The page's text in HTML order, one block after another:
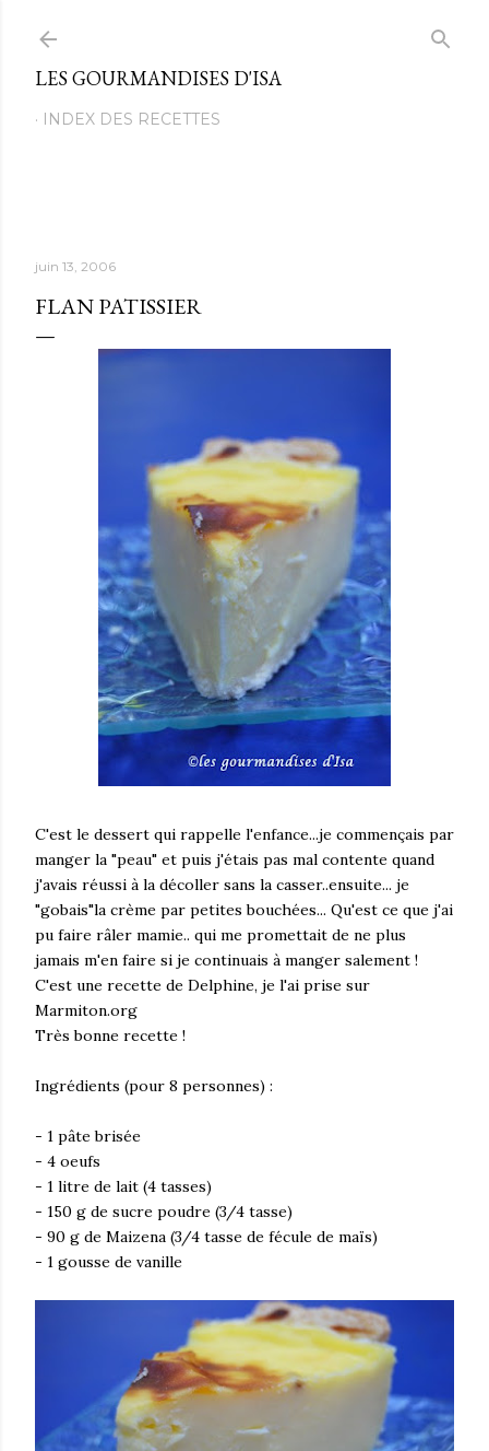
LES GOURMANDISES D'ISA
INDEX DES RECETTES
juin 13, 2006
FLAN PATISSIER
C'est le dessert qui rappelle l'enfance...je commençais par
manger la "peau" et puis j'étais pas mal contente quand
j'avais réussi à la décoller sans la casser..ensuite... je
"gobais"la crème par petites bouchées... Qu'est ce que j'ai
pu faire râler mamie.. qui me promettait de ne plus
jamais m'en faire si je continuais à manger salement !
C'est une recette de Delphine, je l'ai prise sur
Marmiton.org
Très bonne recette !
Ingrédients (pour 8 personnes) :
- 1 pâte brisée
- 4 oeufs
- 1 litre de lait (4 tasses)
- 150 g de sucre poudre (3/4 tasse)
- 90 g de Maizena (3/4 tasse de fécule de maïs)
- 1 gousse de vanille